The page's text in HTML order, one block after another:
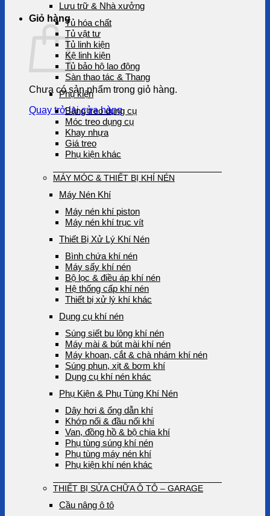
Giỏ hàng
Chưa có sản phẩm trong giỏ hàng.
Quay trở lại cửa hàng
Lưu trữ & Nhà xưởng
Tủ hóa chất
Tủ vật tư
Tủ linh kiện
Kệ linh kiện
Tủ bảo hộ lao động
Sàn thao tác & Thang
Phụ kiện
Bảng treo dụng cụ
Móc treo dụng cụ
Khay nhựa
Giá treo
Phụ kiện khác
MÁY MÓC & THIẾT BỊ KHÍ NÉN
Máy Nén Khí
Máy nén khí piston
Máy nén khí trục vít
Thiết Bị Xử Lý Khí Nén
Bình chứa khí nén
Máy sấy khí nén
Bộ lọc & điều áp khí nén
Hệ thống cấp khí nén
Thiết bị xử lý khí khác
Dụng cụ khí nén
Súng siết bu lông khí nén
Máy mài & bút mài khí nén
Máy khoan, cắt & chà nhám khí nén
Súng phun, xịt & bơm khí
Dụng cụ khí nén khác
Phụ Kiện & Phụ Tùng Khí Nén
Dây hơi & ống dẫn khí
Khớp nối & đầu nối khí
Van, đồng hồ & bộ chia khí
Phụ tùng súng khí nén
Phụ tùng máy nén khí
Phụ kiện khí nén khác
THIẾT BỊ SỬA CHỮA Ô TÔ – GARAGE
Cầu nâng ô tô